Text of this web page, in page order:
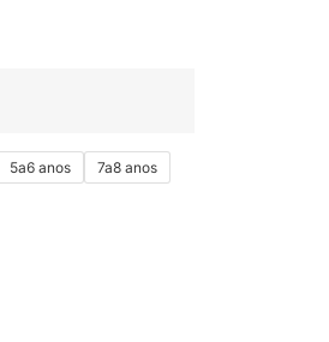
5a6 anos
7a8 anos